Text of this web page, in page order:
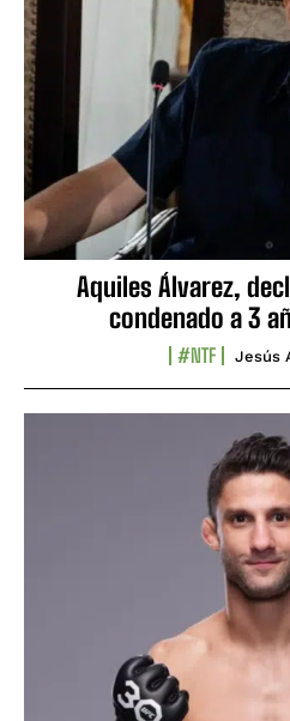
Aquiles Álvarez,
condenado a 3
#NTF Jesús